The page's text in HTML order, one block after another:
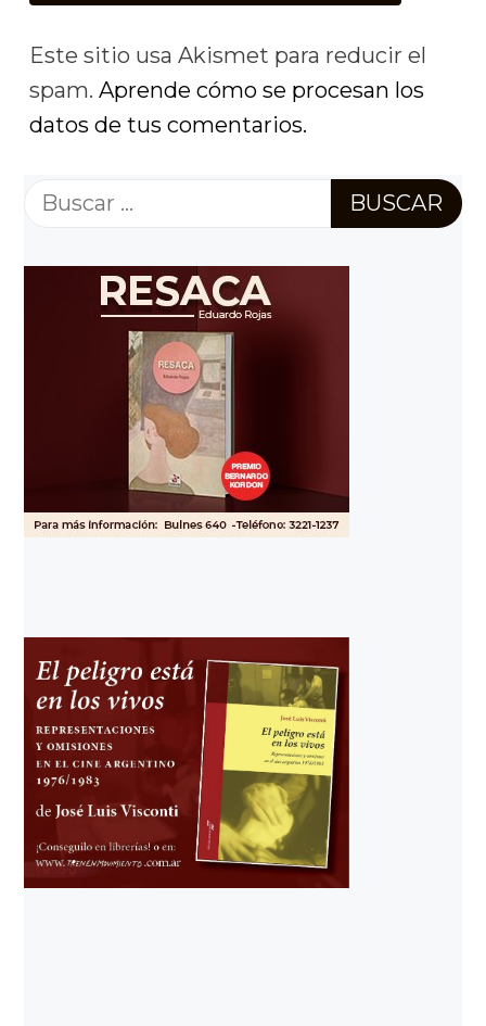
Este sitio usa Akismet para reducir el
spam. Aprende cómo se procesan los
datos de tus comentarios.
Buscar: